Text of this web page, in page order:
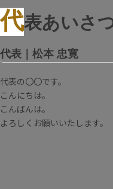
代表あいさ
代表｜松本 忠寛
代表の〇〇です。
こんにちは。
こんばんは。
よろしくお願いいたします。